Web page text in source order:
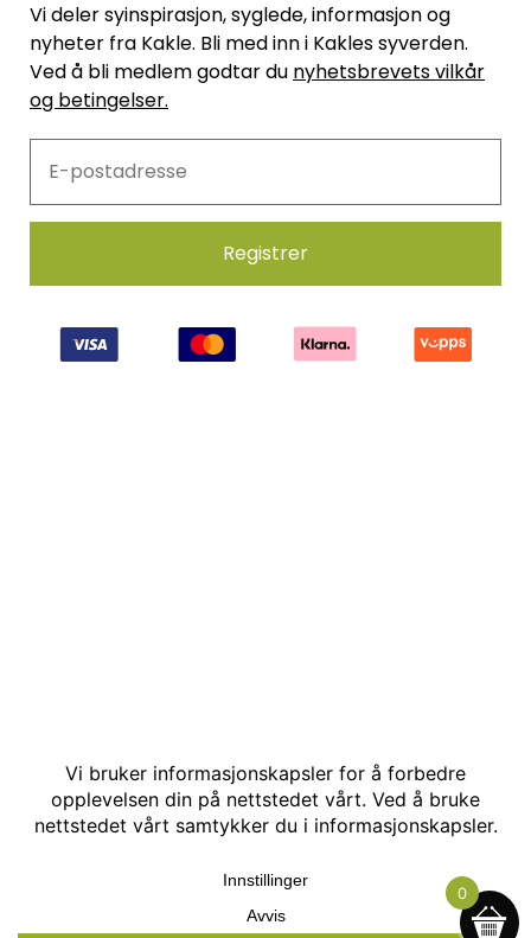
Vi deler syinspirasjon, syglede, informasjon og
nyheter fra Kakle. Bli med inn i Kakles syverden.
Ved å bli medlem godtar du nyhetsbrevets vilkår
og betingelser.
Hjemmesidehelten
0